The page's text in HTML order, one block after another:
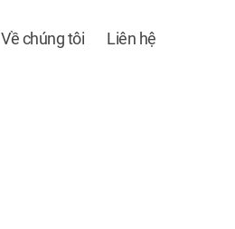
Về chúng tôi Liên hệ